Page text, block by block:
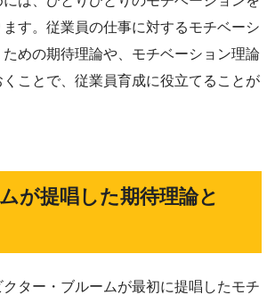
す。従業員の仕事に対するモチベーシ
ための期待理論や、モチベーション理論
ことで、従業員育成に役立てることが
が提唱した期待理論と
ター・ブルームが最初に提唱したモチ